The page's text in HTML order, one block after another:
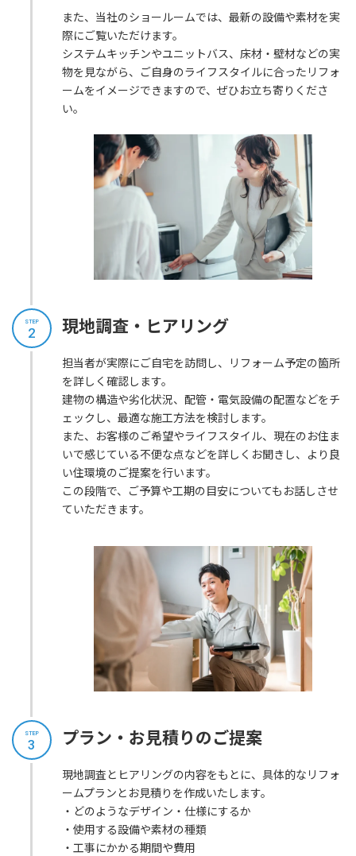
また、当社のショールームでは、最新の設備や素材を実
際にご覧いただけます。
システムキッチンやユニットバス、床材・壁材などの実
物を見ながら、ご自身のライフスタイルに合ったリフォ
ームをイメージできますので、ぜひお立ち寄りくださ
い。
現地調査・ヒアリング
担当者が実際にご自宅を訪問し、リフォーム予定の箇所
を詳しく確認します。
建物の構造や劣化状況、配管・電気設備の配置などをチ
ェックし、最適な施工方法を検討します。
また、お客様のご希望やライフスタイル、現在のお住ま
いで感じている不便な点などを詳しくお聞きし、より良
い住環境のご提案を行います。
この段階で、ご予算や工期の目安についてもお話しさせ
ていただきます。
STEP
2
プラン・お見積りのご提案
現地調査とヒアリングの内容をもとに、具体的なリフォ
ームプランとお見積りを作成いたします。
・どのようなデザイン・仕様にするか
・使用する設備や素材の種類
・工事にかかる期間や費用
STEP
3